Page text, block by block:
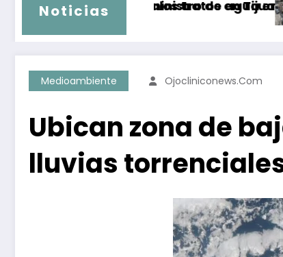
Noticias
y malos tratos en Tijuana
de suministro de agua en más de 150
Aumentan
Medioambiente Ojocliniconews.com
Ubican zona de
lluvias